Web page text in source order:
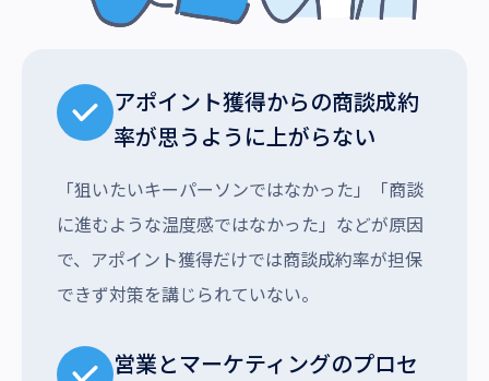
アポイント獲得からの商談成約
率が思うように上がらない
「狙いたいキーパーソンではなかった」「商談
に進むような温度感ではなかった」などが原因
で、アポイント獲得だけでは商談成約率が担保
できず対策を講じられていない。
営業とマーケティングのプロセ